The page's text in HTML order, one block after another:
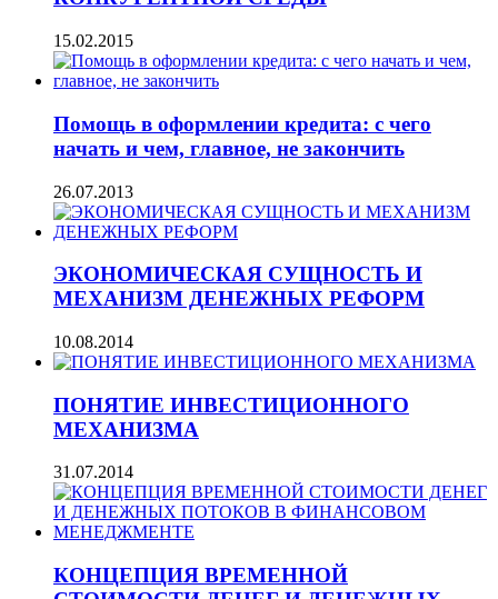
15.02.2015
Помощь в оформлении кредита: с чего
начать и чем, главное, не закончить
26.07.2013
ЭКОНОМИЧЕСКАЯ СУЩНОСТЬ И
МЕХАНИЗМ ДЕНЕЖНЫХ РЕФОРМ
10.08.2014
ПОНЯТИЕ ИНВЕСТИЦИОННОГО
МЕХАНИЗМА
31.07.2014
КОНЦЕПЦИЯ ВРЕМЕННОЙ